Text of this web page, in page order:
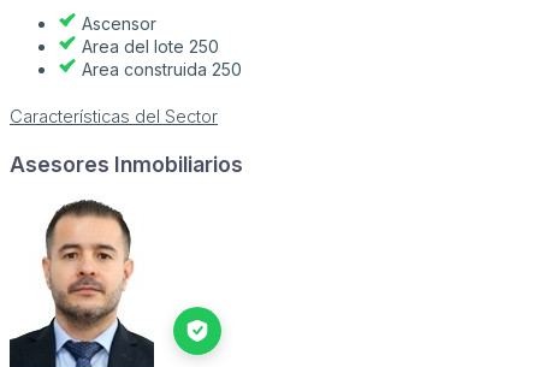
Ascensor
Area del lote 250
Area construida 250
Características del Sector
Asesores Inmobiliarios